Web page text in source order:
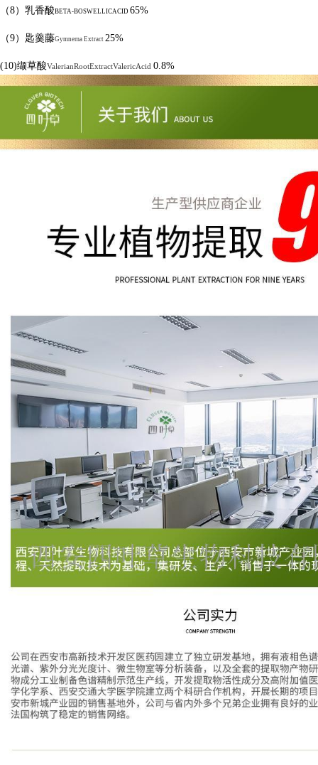
（8）乳香酸BETA-BOSWELLICACID 65%
（9）匙羹藤Gymnema Extract 25%
(10)缬草酸ValerianRootExtractValericAcid 0.8%